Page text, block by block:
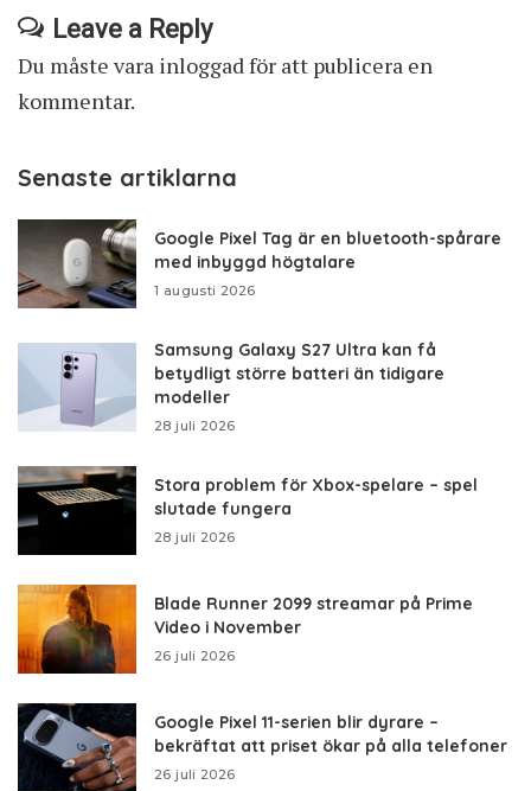
Leave a Reply
Du måste vara inloggad för att publicera en
kommentar.
Senaste artiklarna
Google Pixel Tag är en bluetooth-spårare
med inbyggd högtalare
1 augusti 2026
Samsung Galaxy S27 Ultra kan få
betydligt större batteri än tidigare
modeller
28 juli 2026
Stora problem för Xbox-spelare – spel
slutade fungera
28 juli 2026
Blade Runner 2099 streamar på Prime
Video i November
26 juli 2026
Google Pixel 11-serien blir dyrare –
bekräftat att priset ökar på alla telefoner
26 juli 2026